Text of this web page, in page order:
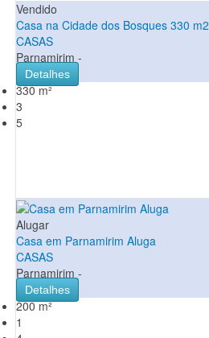
Vendido
Casa na Cidade dos Bosques 330 m2
CASAS
Parnamirim -
Detalhes
330 m²
3
5
Alugar
Casa em Parnamirim Aluga
CASAS
Parnamirim -
Detalhes
200 m²
1